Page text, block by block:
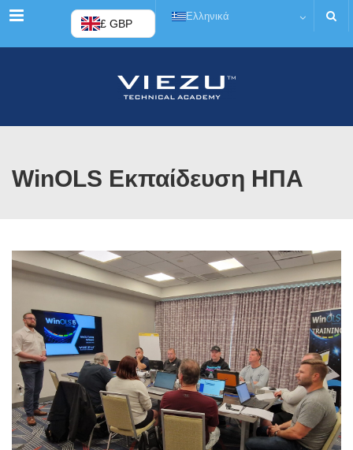
Μενού £ GBP
Ελληνικά
WinOLS Εκπαίδευση ΗΠΑ